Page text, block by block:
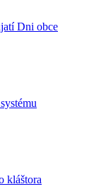
Dni obce
kláštora